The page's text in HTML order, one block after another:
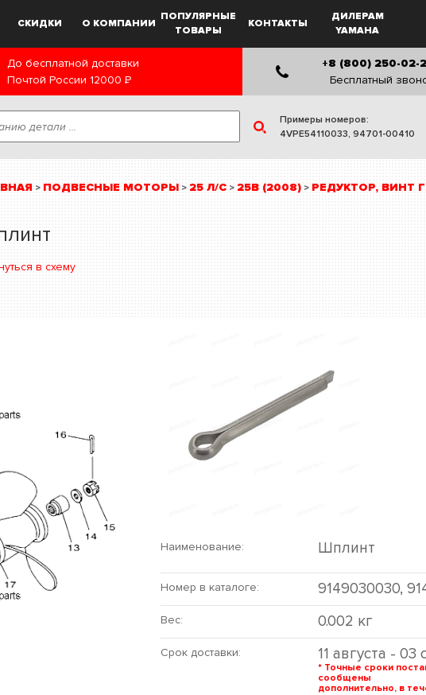
СКИДКИ О КОМПАНИИ
ПОПУЛЯРНЫЕ
ТОВАРЫ
КОНТАКТЫ
ДИЛЕРАМ
YAMAHA
До бесплатной доставки
Почтой России 12000 Р
+8 (800) 250-02-
Бесплатный
Примеры номеров:
4VPE54110033, 94701-00410
> ПОДВЕСНЫЕ МОТОРЫ > 25 Л/С > 25B (2008) > РЕДУКТОР, ВИНТ
в схему
Наименование: Шплинт
Номер в каталоге: 9149030030,
Вес: 0.002 кг
Срок доставки: 11 августа - 03
* Точные сроки
сообщены
дополнительно, в